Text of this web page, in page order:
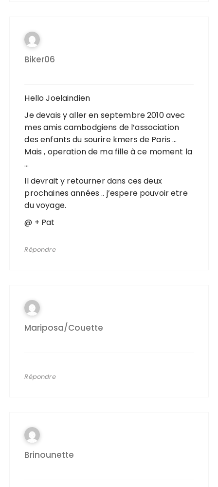
Biker06
Hello Joelaindien
Je devais y aller en septembre 2010 avec
mes amis cambodgiens de l’association
des enfants du sourire kmers de Paris …
Mais , operation de ma fille à ce moment la
…
Il devrait y retourner dans ces deux
prochaines années .. j’espere pouvoir etre
du voyage.
@ + Pat
Répondre
Mariposa/couette
Répondre
Brinounette